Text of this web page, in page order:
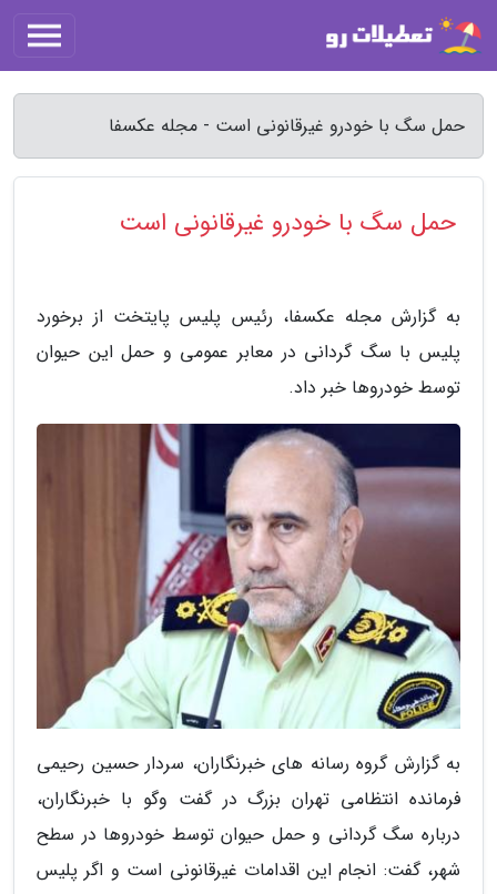
حمل سگ با خودرو غیرقانونی است - مجله عکسفا
حمل سگ با خودرو غیرقانونی است
به گزارش مجله عکسفا، رئیس پلیس پایتخت از برخورد
پلیس با سگ گردانی در معابر عمومی و حمل این حیوان
توسط خودروها خبر داد.
به گزارش گروه رسانه های خبرنگاران، سردار حسین رحیمی
فرمانده انتظامی تهران بزرگ در گفت وگو با خبرنگاران،
درباره سگ گردانی و حمل حیوان توسط خودروها در سطح
شهر، گفت: انجام این اقدامات غیرقانونی است و اگر پلیس